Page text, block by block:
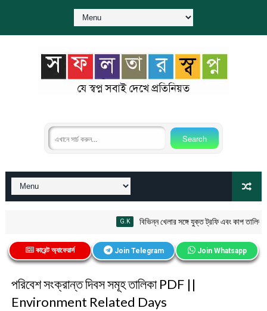
বিভিন্ন খেলার সঙ্গে যুক্ত ট্রফি এবং কাপ তালিকা PDF
কারেন্ট অ্যাফেয়ার্স Join Telegram Join Whatsapp
পরিবেশ সংক্রান্ত দিবস সমূহ তালিকা PDF ||
Environment Related Days